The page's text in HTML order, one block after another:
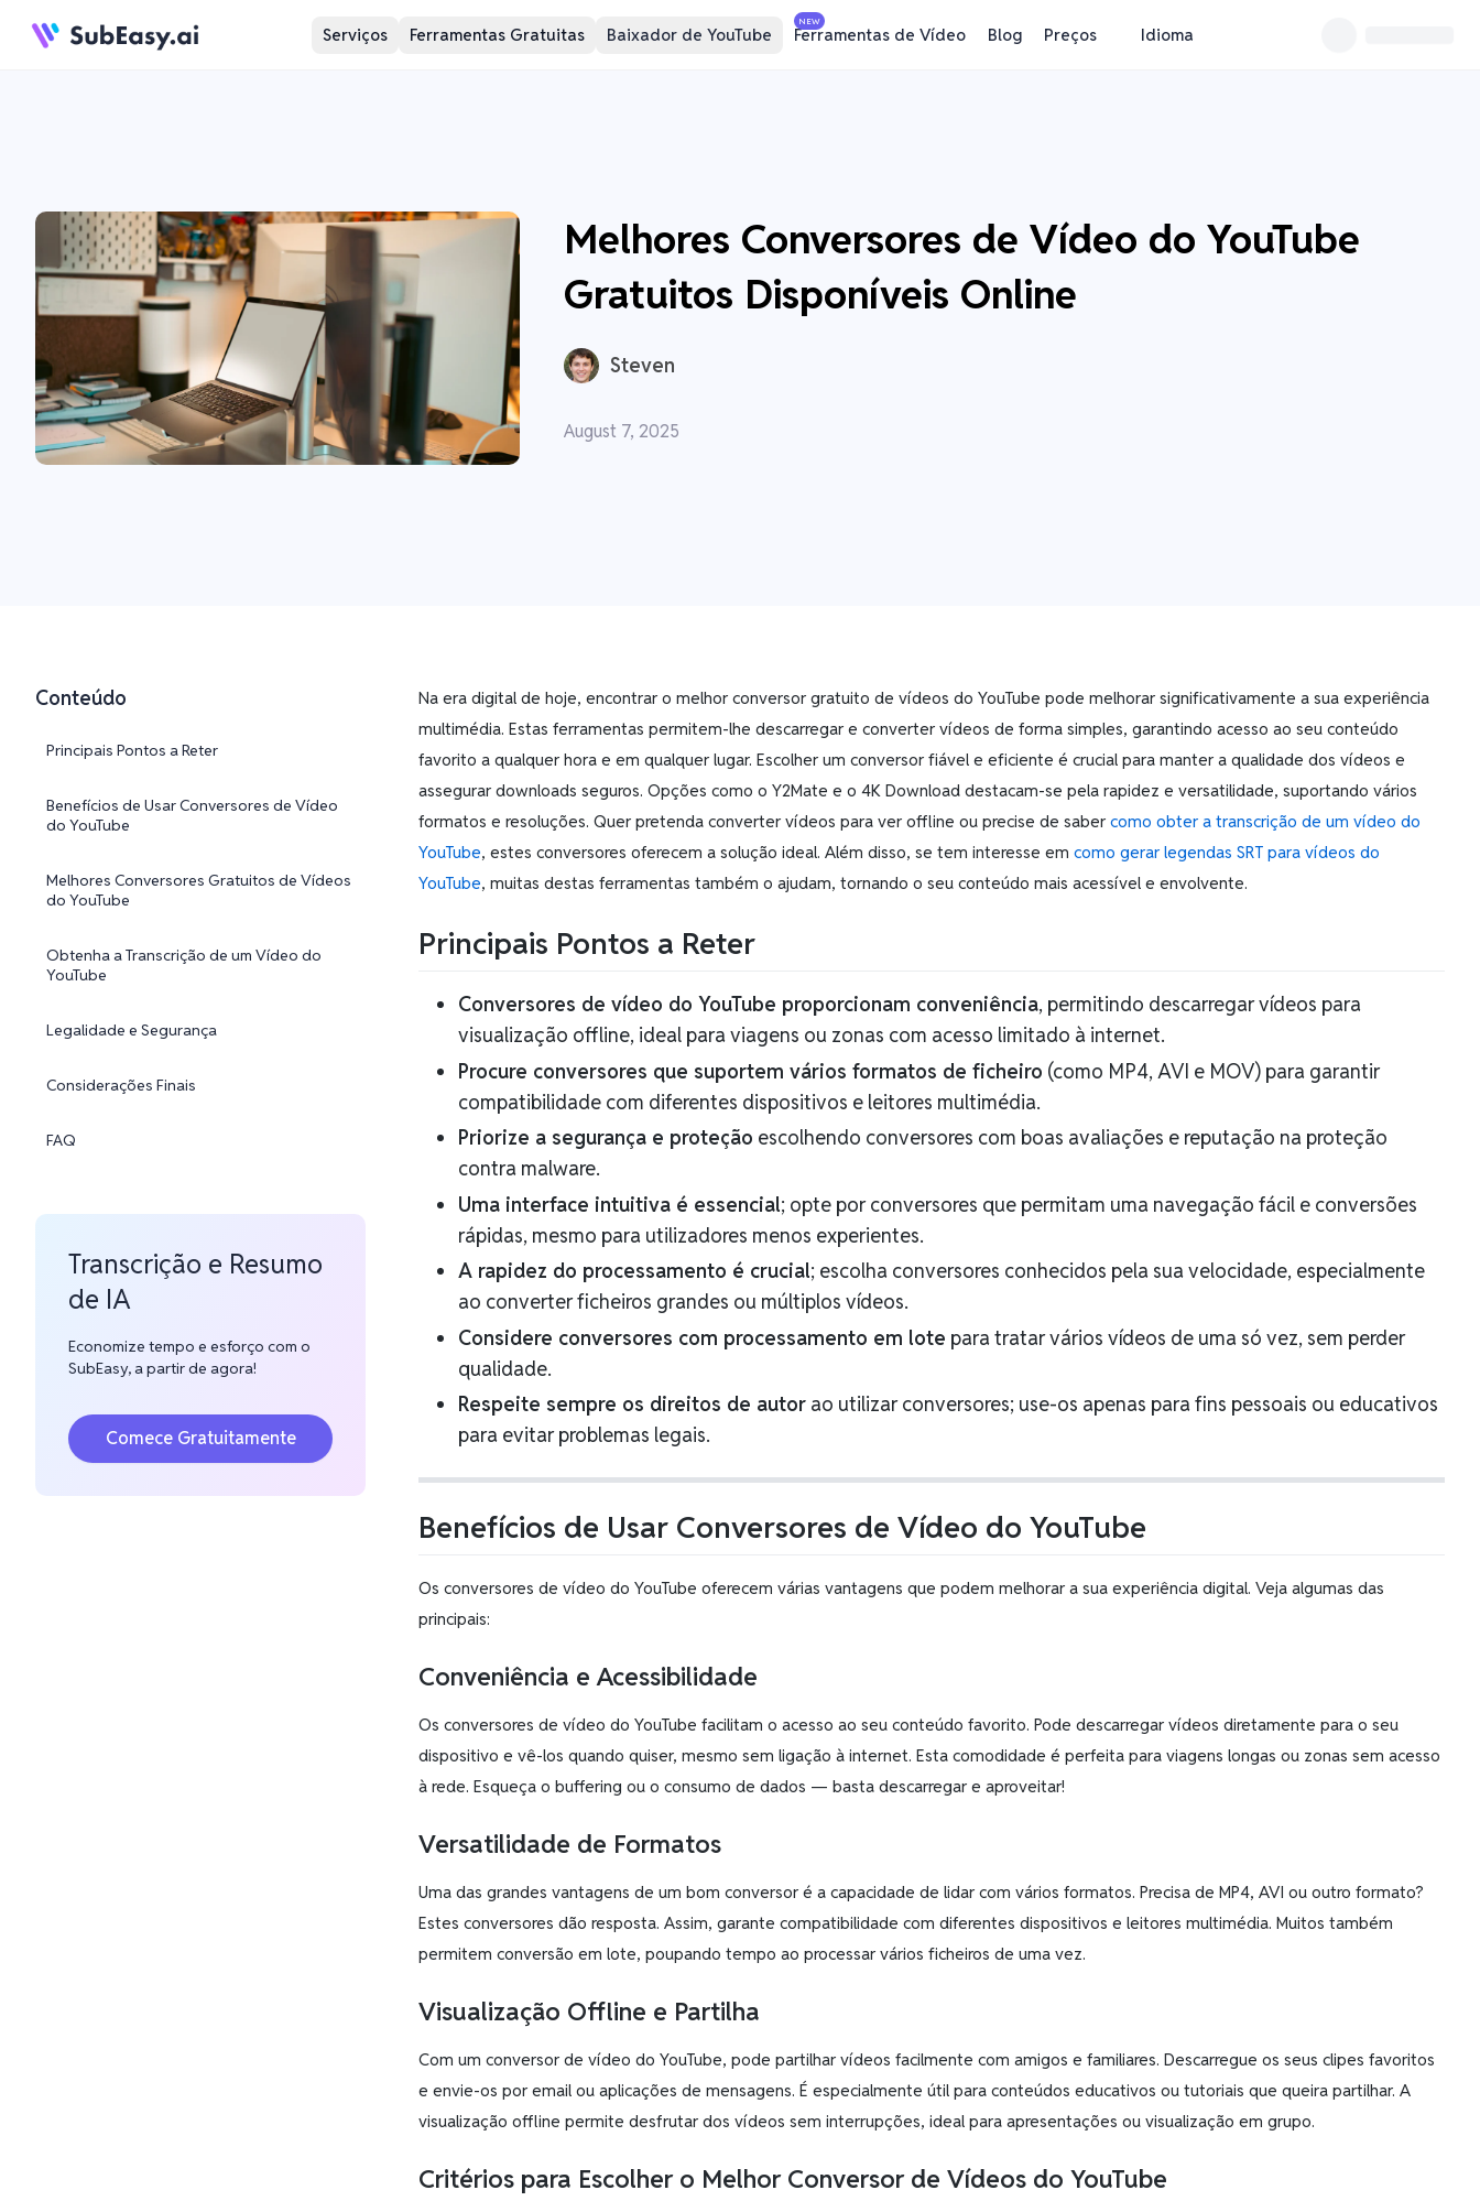
Serviços Ferramentas Gratuitas Baixador de YouTube
NEW
Ferramentas de Vídeo Blog Preços Idioma
Melhores Conversores de Vídeo do YouTube
Gratuitos Disponíveis Online
Steven
August 7, 2025
Conteúdo
Principais Pontos a Reter
Benefícios de Usar Conversores de Vídeo
do YouTube
Melhores Conversores Gratuitos de Vídeos
do YouTube
Obtenha a Transcrição de um Vídeo do
YouTube
Legalidade e Segurança
Considerações Finais
FAQ
Transcrição e Resumo
de IA
Economize tempo e esforço com o
SubEasy, a partir de agora!
Comece Gratuitamente
Na era digital de hoje, encontrar o melhor conversor gratuito de vídeos do YouTube pode melhorar significativamente a sua experiência
multimédia. Estas ferramentas permitem-lhe descarregar e converter vídeos de forma simples, garantindo acesso ao seu conteúdo
favorito a qualquer hora e em qualquer lugar. Escolher um conversor fiável e eficiente é crucial para manter a qualidade dos vídeos e
assegurar downloads seguros. Opções como o Y2Mate e o 4K Download destacam-se pela rapidez e versatilidade, suportando vários
formatos e resoluções. Quer pretenda converter vídeos para ver offline ou precise de saber como obter a transcrição de um vídeo do
YouTube, estes conversores oferecem a solução ideal. Além disso, se tem interesse em como gerar legendas SRT para vídeos do
YouTube, muitas destas ferramentas também o ajudam, tornando o seu conteúdo mais acessível e envolvente.
Principais Pontos a Reter
Conversores de vídeo do YouTube proporcionam conveniência, permitindo descarregar vídeos para
visualização offline, ideal para viagens ou zonas com acesso limitado à internet.
Procure conversores que suportem vários formatos de ficheiro (como MP4, AVI e MOV) para garantir
compatibilidade com diferentes dispositivos e leitores multimédia.
Priorize a segurança e proteção escolhendo conversores com boas avaliações e reputação na proteção
contra malware.
Uma interface intuitiva é essencial; opte por conversores que permitam uma navegação fácil e conversões
rápidas, mesmo para utilizadores menos experientes.
A rapidez do processamento é crucial; escolha conversores conhecidos pela sua velocidade, especialmente
ao converter ficheiros grandes ou múltiplos vídeos.
Considere conversores com processamento em lote para tratar vários vídeos de uma só vez, sem perder
qualidade.
Respeite sempre os direitos de autor ao utilizar conversores; use-os apenas para fins pessoais ou educativos
para evitar problemas legais.
Benefícios de Usar Conversores de Vídeo do YouTube
Os conversores de vídeo do YouTube oferecem várias vantagens que podem melhorar a sua experiência digital. Veja algumas das
principais:
Conveniência e Acessibilidade
Os conversores de vídeo do YouTube facilitam o acesso ao seu conteúdo favorito. Pode descarregar vídeos diretamente para o seu
dispositivo e vê-los quando quiser, mesmo sem ligação à internet. Esta comodidade é perfeita para viagens longas ou zonas sem acesso
à rede. Esqueça o buffering ou o consumo de dados — basta descarregar e aproveitar!
Versatilidade de Formatos
Uma das grandes vantagens de um bom conversor é a capacidade de lidar com vários formatos. Precisa de MP4, AVI ou outro formato?
Estes conversores dão resposta. Assim, garante compatibilidade com diferentes dispositivos e leitores multimédia. Muitos também
permitem conversão em lote, poupando tempo ao processar vários ficheiros de uma vez.
Visualização Offline e Partilha
Com um conversor de vídeo do YouTube, pode partilhar vídeos facilmente com amigos e familiares. Descarregue os seus clipes favoritos
e envie-os por email ou aplicações de mensagens. É especialmente útil para conteúdos educativos ou tutoriais que queira partilhar. A
visualização offline permite desfrutar dos vídeos sem interrupções, ideal para apresentações ou visualização em grupo.
Critérios para Escolher o Melhor Conversor de Vídeos do YouTube